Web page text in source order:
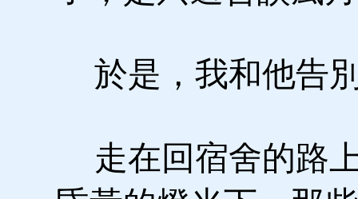
於是，我和他告
走在回宿舍的路